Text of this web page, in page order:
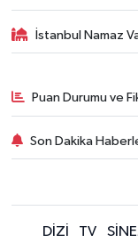
İstanbul Namaz
Puan Durumu ve
Son Dakika
DİZİ TV